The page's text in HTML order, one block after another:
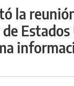
la